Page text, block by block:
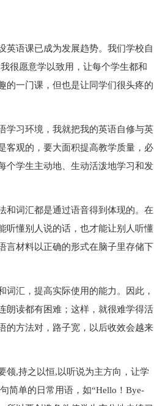
英语课已成为发展趋势。我们学校自
很愿意学以致用，让每个学生都和
的一门课，但也是让同学们很头疼的
学习环境，我就把我的英语自修与英
客观的，要大面积提高教学质量，必
个学生主动地、生动活泼地学习和发
和词汇都是通过语音得到体现的。在
听懂别人说的话，也才能让别人听懂
言材料以正确的形式在脑子里存储下
汇，提高实际使用的能力。因此，
朗读都有困难；这样，就很难学得活
的方法对，路子宽，以后收效会越来
领,持之以恒,以听说为主方向，让学
简单的日常用语，如“Hello！Bye-